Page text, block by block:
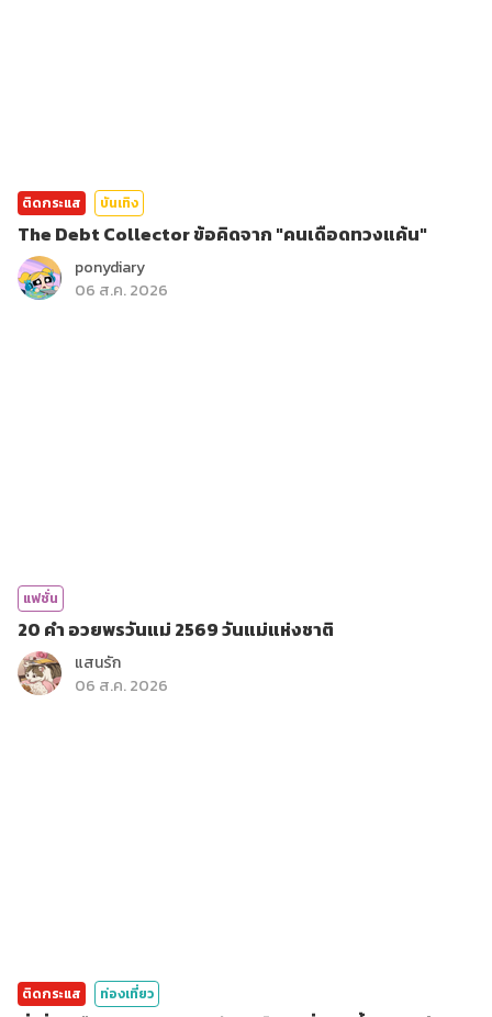
ติดกระแส บันเทิง
The Debt Collector ข้อคิดจาก "คนเดือดทวงแค้น"
ponydiary
06 ส.ค. 2026
แฟชั่น
20 คำ อวยพรวันแม่ 2569 วันแม่แห่งชาติ
แสนรัก
06 ส.ค. 2026
ติดกระแส ท่องเที่ยว